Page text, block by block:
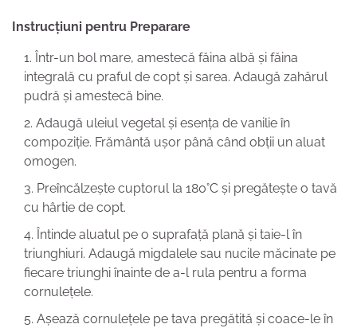
Instrucțiuni pentru Preparare
Într-un bol mare, amestecă făina albă și făina
integrală cu praful de copt și sarea. Adaugă zahărul
pudră și amestecă bine.
Adaugă uleiul vegetal și esența de vanilie în
compoziție. Frământă ușor până când obții un aluat
omogen.
Preîncălzește cuptorul la 180°C și pregătește o tavă
cu hârtie de copt.
Întinde aluatul pe o suprafață plană și taie-l în
triunghiuri. Adaugă migdalele sau nucile măcinate pe
fiecare triunghi înainte de a-l rula pentru a forma
cornulețele.
Așează cornulețele pe tava pregătită și coace-le în